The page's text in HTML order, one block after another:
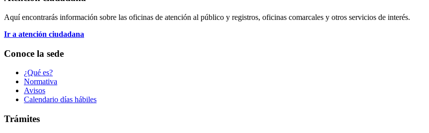
Aquí encontrarás información sobre las oficinas de atención al público y registros, oficinas comarcales y otros servicios de interés.
Ir a atención ciudadana
Conoce la sede
¿Qué es?
Normativa
Avisos
Calendario días hábiles
Trámites